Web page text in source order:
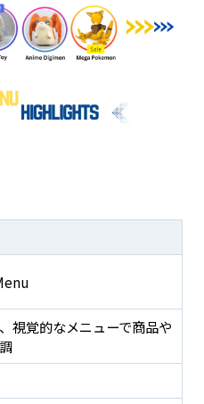
視覚的なメニューで商品や